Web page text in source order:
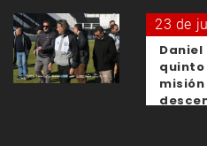
23 de
Daniel
quinto